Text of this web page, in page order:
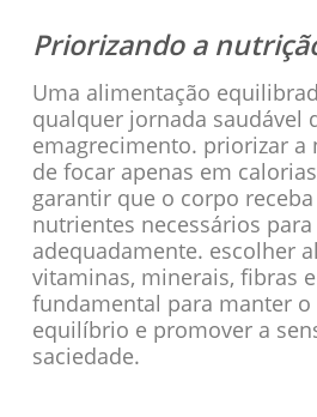
Priorizando a
Uma alimentação
qualquer jornada saudável
emagrecimento. priorizar a
de focar apenas em
garantir que o corpo
nutrientes necessários
adequadamente. escolher
vitaminas, minerais, fibras
fundamental para manter
equilíbrio e promover a
saciedade.